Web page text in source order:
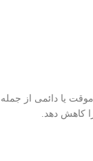
یا دائمی از جمله
کاهش دهد.